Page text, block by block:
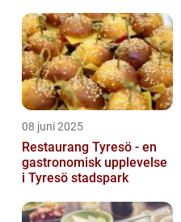
08 juni 2025
Restaurang Tyresö - en
gastronomisk upplevelse
i Tyresö stadspark